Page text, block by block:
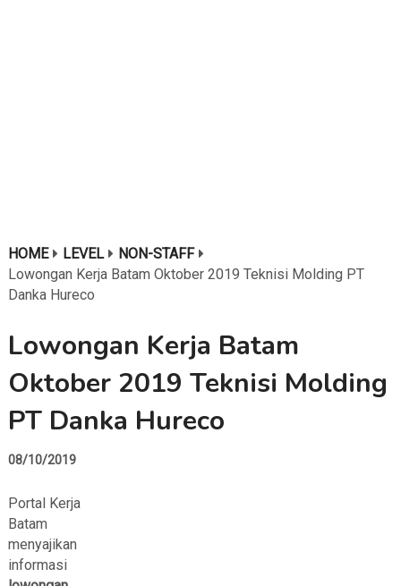
HOME LEVEL
NON-STAFF
Lowongan Kerja Batam Oktober 2019 Teknisi Molding PT
Danka Hureco
Lowongan Kerja Batam
Oktober 2019 Teknisi Molding
PT Danka Hureco
08/10/2019
Portal Kerja
Batam
menyajikan
informasi